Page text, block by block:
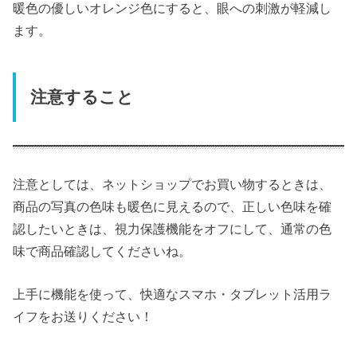
暖色の優しいオレンジ色にすると、眼への刺激が軽減し
ます。
注意すること
注意としては、ネットショップでお買い物するときは、
商品の写真の色味も暖色に見えるので、正しい色味を確
認したいときは、視力保護機能をオフにして、通常の色
味で商品確認してくださいね。
上手に機能を使って、快適なスマホ・タブレット活用ラ
イフをお送りください！